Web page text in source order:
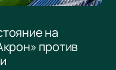
на
против